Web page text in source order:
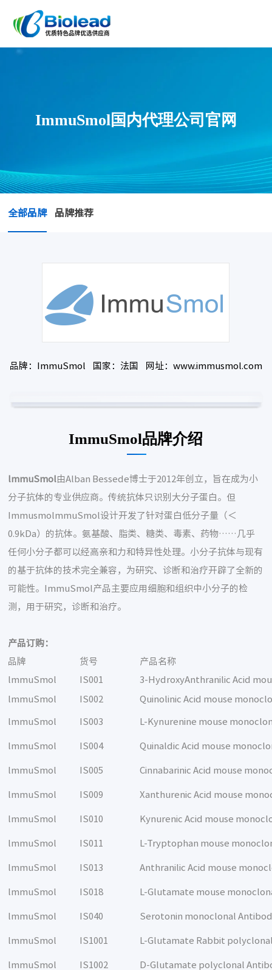
ImmuSmol国内代理公司官网
全部品牌 品牌推荐
品牌：ImmuSmol 国家：法国 网址：www.immusmol.com
ImmuSmol品牌介绍
lmmuSmol由Alban Bessede博士于2012年创立，旨在成为小
分子抗体的专业供应商。传统抗体只识别大分子蛋白。但
ImmusmolmmuSmol设计开发了针对蛋白低分子量（＜
0.9kDa）的抗体。氨基酸、脂类、糖类、毒素、药物……几乎
任何小分子都可以经高亲和力和特异性处理。小分子抗体与现有
的基于抗体的技术完全兼容，为研究、诊断和治疗开辟了全新的
可能性。ImmuSmol产品主要应用细胞和组织中小分子的检
测，用于研究，诊断和治疗。
产品订购：
品牌
货号
产品名称
lmmuSmol
IS001 3-HydroxyAnthranilic Acid
lmmuSmol IS002 Quinolinic Acid mouse
lmmuSmol IS003 L-Kynurenine mouse
lmmuSmol IS004 Quinaldic Acid mouse
lmmuSmol IS005 Cinnabarinic Acid mouse
lmmuSmol IS009 Xanthurenic Acid mouse
lmmuSmol IS010 Kynurenic Acid mouse
lmmuSmol IS011 L-Tryptophan mouse
lmmuSmol IS013 Anthranilic Acid mouse
lmmuSmol IS018 L-Glutamate mouse
lmmuSmol IS040 Serotonin monoclonal
lmmuSmol IS1001 L-Glutamate Rabbit
lmmuSmol IS1002 D-Glutamate polyclonal